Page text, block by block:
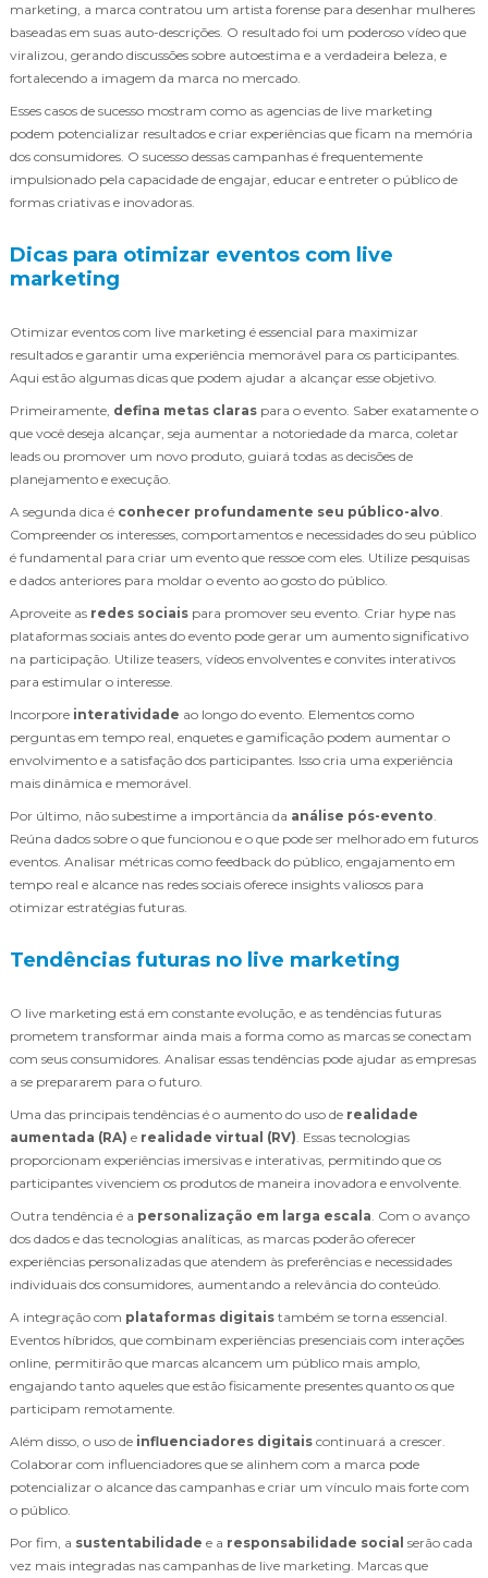
marketing, a marca contratou um artista forense para desenhar mulheres
baseadas em suas auto-descrições. O resultado foi um poderoso vídeo que
viralizou, gerando discussões sobre autoestima e a verdadeira beleza, e
fortalecendo a imagem da marca no mercado.
Esses casos de sucesso mostram como as agencias de live marketing
podem potencializar resultados e criar experiências que ficam na memória
dos consumidores. O sucesso dessas campanhas é frequentemente
impulsionado pela capacidade de engajar, educar e entreter o público de
formas criativas e inovadoras.
Dicas para otimizar eventos com live
marketing
Otimizar eventos com live marketing é essencial para maximizar
resultados e garantir uma experiência memorável para os participantes.
Aqui estão algumas dicas que podem ajudar a alcançar esse objetivo.
Primeiramente, defina metas claras para o evento. Saber exatamente o
que você deseja alcançar, seja aumentar a notoriedade da marca, coletar
leads ou promover um novo produto, guiará todas as decisões de
planejamento e execução.
A segunda dica é conhecer profundamente seu público-alvo
Compreender os interesses, comportamentos e necessidades do seu público
é fundamental para criar um evento que ressoe com eles. Utilize pesquisas
e dados anteriores para moldar o evento ao gosto do público.
Aproveite as redes sociais para promover seu evento. Criar hype nas
plataformas sociais antes do evento pode gerar um aumento significativo
na participação. Utilize teasers, vídeos envolventes e convites interativos
para estimular o interesse.
Incorpore interatividade ao longo do evento. Elementos como
perguntas em tempo real, enquetes e gamificação podem aumentar o
envolvimento e a satisfação dos participantes. Isso cria uma experiência
mais dinâmica e memorável.
Por último, não subestime a importância da análise pós-evento
Reúna dados sobre o que funcionou e o que pode ser melhorado em futuros
eventos. Analisar métricas como feedback do público, engajamento em
tempo real e alcance nas redes sociais oferece insights valiosos para
otimizar estratégias futuras.
Tendências futuras no live marketing
O live marketing está em constante evolução, e as tendências futuras
prometem transformar ainda mais a forma como as marcas se conectam
com seus consumidores. Analisar essas tendências pode ajudar as empresas
a se prepararem para o futuro.
Uma das principais tendências é o aumento do uso de realidade
aumentada (RA) e realidade virtual (RV) . Essas tecnologias
proporcionam experiências imersivas e interativas, permitindo que os
participantes vivenciem os produtos de maneira inovadora e envolvente.
Outra tendência é a personalização em larga escala . Com o avanço
dos dados e das tecnologias analíticas, as marcas poderão oferecer
experiências personalizadas que atendem às preferências e necessidades
individuais dos consumidores, aumentando a relevância do conteúdo.
A integração com plataformas digitais também se torna essencial.
Eventos híbridos, que combinam experiências presenciais com interações
online, permitirão que marcas alcancem um público mais amplo,
engajando tanto aqueles que estão fisicamente presentes quanto os que
participam remotamente.
Além disso, o uso de influenciadores digitais continuará a crescer.
Colaborar com influenciadores que se alinhem com a marca pode
potencializar o alcance das campanhas e criar um vínculo mais forte com
o público.
Por fim, a sustentabilidade e a responsabilidade social serão cada
vez mais integradas nas campanhas de live marketing. Marcas que